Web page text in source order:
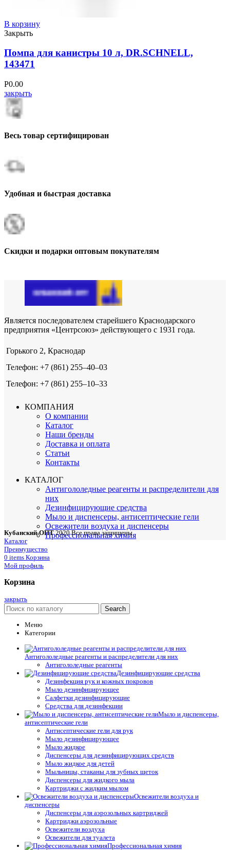
В корзину
Закрыть
Помпа для канистры 10 л, DR.SCHNELL,
143471
Р0.00
закрыть
Весь товар сертифицирован
Удобная и быстрая доставка
Скидки и подарки оптовым покупателям
Является последователем старейшего Краснодарского
предприятия «Центрсоюз» действующего с 1931 года.
Горького 2, Краснодар
Телефон: +7 (861) 255‒40‒03
Телефон: +7 (861) 255‒10‒33
КОМПАНИЯ
О компании
Каталог
Наши бренды
Доставка и оплата
Статьи
Контакты
КАТАЛОГ
Антигололедные реагенты и распределители для
них
Дезинфицирующие средства
Мыло и диспенсеры, антисептические гели
Освежители воздуха и диспенсеры
Профессиональная химия
Кубанский-ОПТ 2020 Все права защищены
Каталог
Преимущество
0 items Корзина
Мой профиль
Корзина
закрыть
Search
Меню
Категории
Антигололедные реагенты и распределители для них
Антигололедные реагенты
Дезинфицирующие средства
Дезинфекция рук и кожных покровов
Мыло дезинфицирующее
Салфетки дезинфицирующие
Средства для дезинфекции
Мыло и диспенсеры,
антисептические гели
Антисептические гели для рук
Мыло дезинфицирующее
Мыло жидкое
Диспенсеры для дезинфицирующих средств
Мыло жидкое для детей
Мыльницы, стаканы для зубных щеток
Диспенсеры для жидкого мыла
Картриджи с жидким мылом
Освежители воздуха и
диспенсеры
Диспенсеры для аэрозольных картриджей
Картриджи аэрозольные
Освежители воздуха
Освежители для туалета
Профессиональная химия